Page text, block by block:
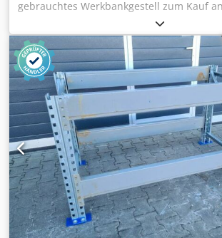
gebrauchtes Werkbankgestell zum Kauf
Breite: ca. 1.600 mm Höhe: ca. 900 mm
Technische Daten zum Werkbankgestell:
Schäfer Typ: PR 350/600 Im Lieferumfang
02x Werkbankständer, gebraucht
verzinkt Ständerhöhe: 900 mm
Quer- u. Diagonalstreben, Fußplatten Die
vormontiert ( geschraubtes Fachwerk ) 02x
Werkbanktraversen, gebraucht
Kastenprofil: 110/140 x 50 mm lichte
Sicherungsstifte, gebraucht Ausführung:
Die Bilder dienen zur Verdeutlichung des
Materialfarbe kann gegebenenfalls
Agshvmm Nstof - Die Werkbänke werden
kommissioniert; - Die Werkbankständer
Die Produktionszeit beträgt in der Regel